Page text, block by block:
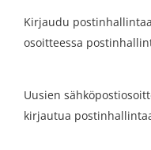
Kirjaudu
osoitteessa
Uusien
kirjautua